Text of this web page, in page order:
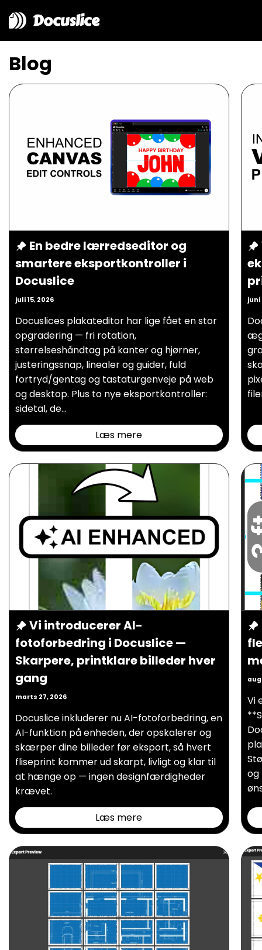
Docuslice
Blog
En bedre lærredseditor og
smartere eksportkontroller i
Docuslice
juli 15, 2026
Docuslices plakateditor har lige fået en stor
opgradering — fri rotation,
størrelseshåndtag på kanter og hjørner,
justeringssnap, linealer og guider, fuld
fortryd/gentag og tastaturgenveje på web
og desktop. Plus to nye eksportkontroller:
sidetal, de...
Læs mere
juni
Vi introducerer AI-
fotoforbedring i Docuslice —
Skarpere, printklare billeder hver
gang
marts 27, 2026
Docuslice inkluderer nu AI-fotoforbedring, en
AI-funktion på enheden, der opskalerer og
skærper dine billeder før eksport, så hvert
fliseprint kommer ud skarpt, livligt og klar til
at hænge op — ingen designfærdigheder
krævet.
Læs mere
Vi
og